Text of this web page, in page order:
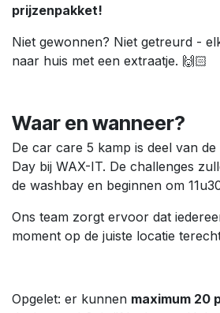
prijzenpakket!
Niet gewonnen? Niet getreurd -
naar huis met een extraatje. 🙌🏻
Waar en wanneer?
De car care 5 kamp is deel van
Day bij WAX-IT. De challenges
de washbay en beginnen om
Ons team zorgt ervoor dat
moment op de juiste locatie
Opgelet: er kunnen maximum 20